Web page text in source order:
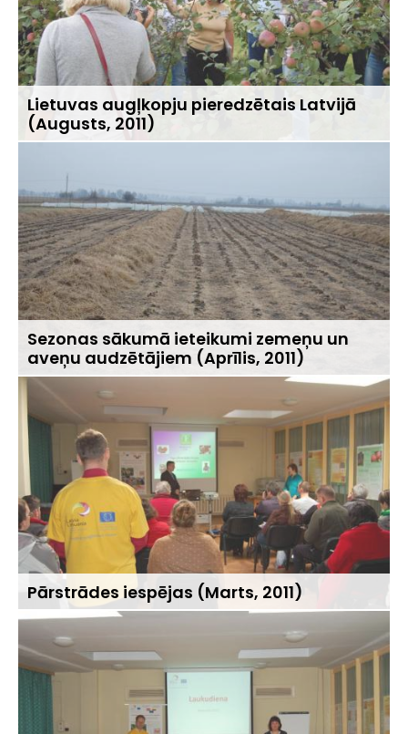
Lietuvas augļkopju pieredzētais Latvijā
(Augusts, 2011)
Sezonas sākumā ieteikumi zemeņu un
aveņu audzētājiem (Aprīlis, 2011)
Pārstrādes iespējas (Marts, 2011)